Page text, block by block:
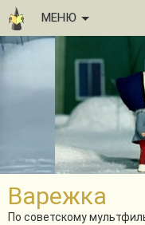
МЕНЮ
Варежка
По советскому